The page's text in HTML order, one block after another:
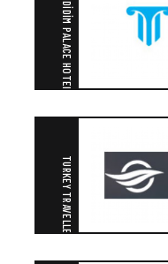
DIDIM PALACE HOTEL
TURKEY TRAVELLER